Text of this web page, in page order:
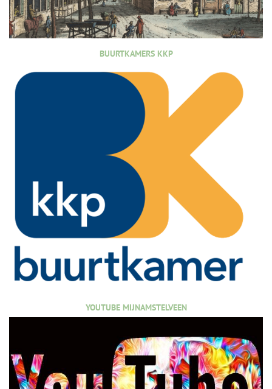
BUURTKAMERS KKP
YOUTUBE MIJNAMSTELVEEN